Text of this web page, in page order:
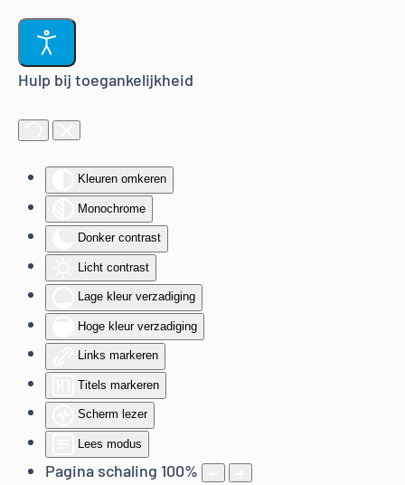
Hulp bij toegankelijkheid
Kleuren omkeren
Monochrome
Donker contrast
Licht contrast
Lage kleur verzadiging
Hoge kleur verzadiging
Links markeren
Titels markeren
Scherm lezer
Lees modus
Pagina schaling 100%
Terug naar hoofdinhoud